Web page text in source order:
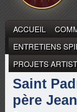
ACCUEIL
ENTRETIENS
PROJETS
MYSTIQUES
Saint
père